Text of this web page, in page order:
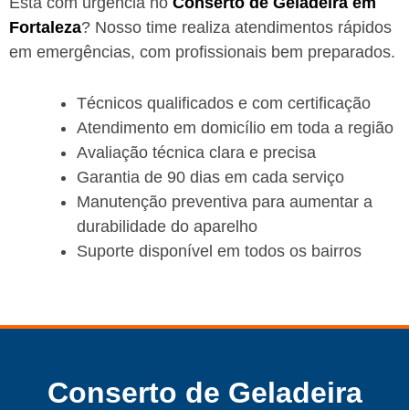
Fortaleza? Nosso time realiza atendimentos rápidos
em emergências, com profissionais bem preparados.
Técnicos qualificados e com certificação
Atendimento em domicílio em toda a região
Avaliação técnica clara e precisa
Garantia de 90 dias em cada serviço
Manutenção preventiva para aumentar a
durabilidade do aparelho
Suporte disponível em todos os bairros
Conserto de Geladeira